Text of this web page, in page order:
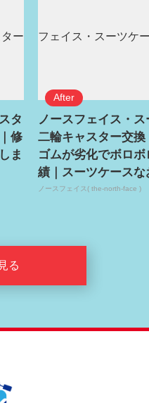
タ
修
ま
ノースフェイス・
二輪キャスター交換
ゴムが劣化でボロ
績｜スーツケースな
ノースフェイス( the-north-face )
る